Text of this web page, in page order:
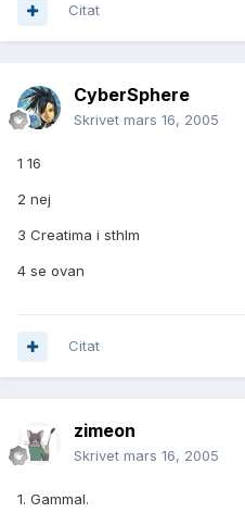
Citat
CyberSphere
Skrivet mars 16, 2005
1 16
2 nej
3 Creatima i sthlm
4 se ovan
Citat
zimeon
Skrivet mars 16, 2005
1. Gammal.